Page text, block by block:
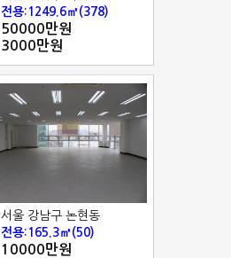
전용:1249.6㎡(378)
50000만원
3000만원
서울 강남구 논현동
전용:165.3㎡(50)
10000만원